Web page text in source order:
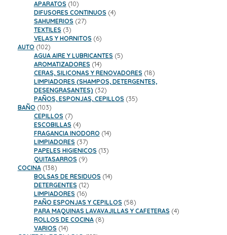
productos
APARATOS 1010
productos
DIFUSORES CONTINUOS 44
SAHUMERIOS 2727
TEXTILES 33
productos
VELAS Y HORNITOS 66
AUTO 102102
productos
AGUA AIRE Y LUBRICANTES 55
AROMATIZADORES 1414
productos
CERAS, SILICONAS Y RENOVADORES 1818
productos
LIMPIADORES (SHAMPOS, DETERGENTES,
DESENGRASANTES) 3232
productos
PAÑOS, ESPONJAS, CEPILLOS 3535
BAÑO 103103
productos
CEPILLOS 77
productos
ESCOBILLAS 44
productos
FRAGANCIA INODORO 1414
LIMPIADORES 3737
productos
PAPELES HIGIENICOS 1313
QUITASARROS 99
COCINA 138138
productos
BOLSAS DE RESIDUOS 1414
DETERGENTES 1212
productos
LIMPIADORES 1616
productos
PAÑO ESPONJAS Y CEPILLOS 5858
productos
PARA MAQUINAS LAVAVAJILLAS Y CAFETERAS 44
ROLLOS DE COCINA 88
VARIOS 1414